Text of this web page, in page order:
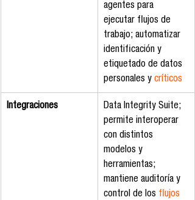
agentes para
ejecutar flujos de
trabajo; automatizar
identificación y
etiquetado de datos
personales y críticos
Integraciones
Data Integrity Suite;
permite interoperar
con distintos
modelos y
herramientas;
mantiene auditoría y
control de los flujos